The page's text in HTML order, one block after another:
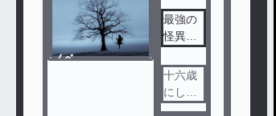
ノベ
最強の
怪異さ
舎暮ら
しを嗜
む
十六歳
にして
全国に